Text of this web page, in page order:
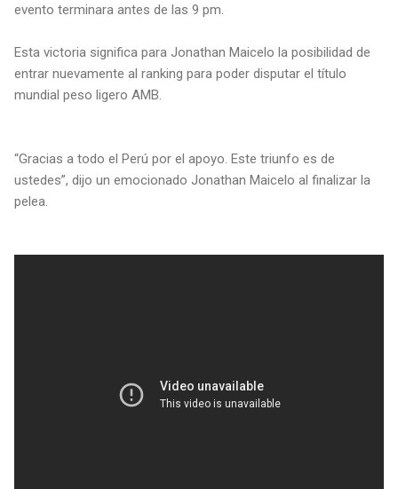
evento terminara antes de las 9 pm.
Esta victoria significa para Jonathan Maicelo la posibilidad de
entrar nuevamente al ranking para poder disputar el título
mundial peso ligero AMB.
“Gracias a todo el Perú por el apoyo. Este triunfo es de
ustedes”, dijo un emocionado Jonathan Maicelo al finalizar la
pelea.